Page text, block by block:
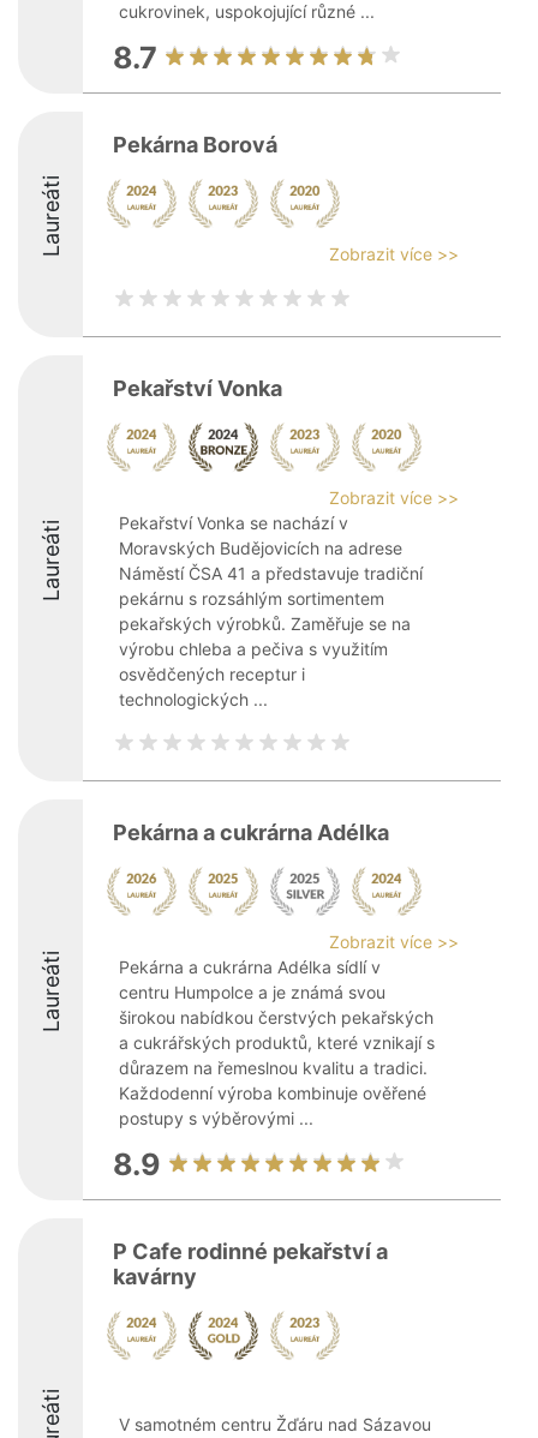
cukrovinek, uspokojující různé ...
8.7
Laureáti
Pekárna Borová
Zobrazit více >>
Laureáti
Pekařství Vonka
Zobrazit více >>
Pekařství Vonka se nachází v
Moravských Budějovicích na adrese
Náměstí ČSA 41 a představuje tradiční
pekárnu s rozsáhlým sortimentem
pekařských výrobků. Zaměřuje se na
výrobu chleba a pečiva s využitím
osvědčených receptur i
technologických ...
Laureáti
Pekárna a cukrárna Adélka
Zobrazit více >>
Pekárna a cukrárna Adélka sídlí v
centru Humpolce a je známá svou
širokou nabídkou čerstvých pekařských
a cukrářských produktů, které vznikají s
důrazem na řemeslnou kvalitu a tradici.
Každodenní výroba kombinuje ověřené
postupy s výběrovými ...
8.9
P Cafe rodinné pekařství a
kavárny
V samotném centru Žďáru nad Sázavou